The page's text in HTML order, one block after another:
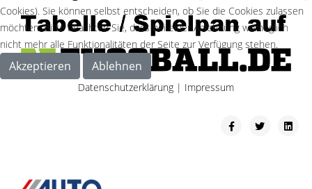
Cookies). Sie können selbst entscheiden, ob Sie die Cookies zulassen
möchten. Bitte beachten Sie, dass bei einer Ablehnung womöglich
nicht mehr alle Funktionalitäten der Seite zur Verfügung stehen.
Akzeptieren Ablehnen
Datenschutzerklärung | Impressum